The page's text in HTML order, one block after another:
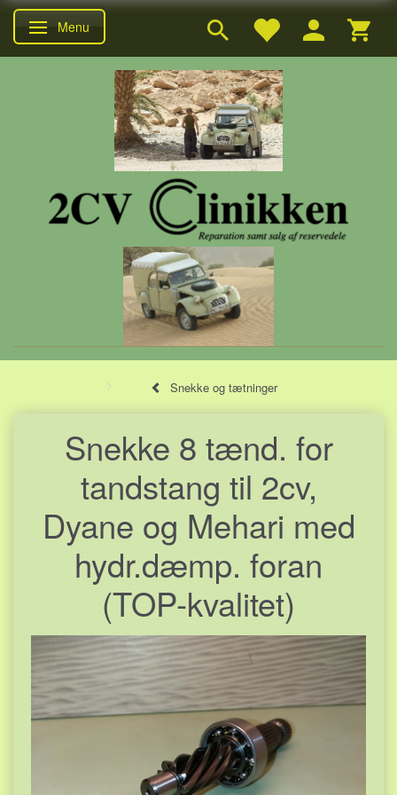
Skifte navigation
Menu
Snekke og tætninger
Snekke 8 tænd. for
tandstang til 2cv,
Dyane og Mehari med
hydr.dæmp. foran
(TOP-kvalitet)